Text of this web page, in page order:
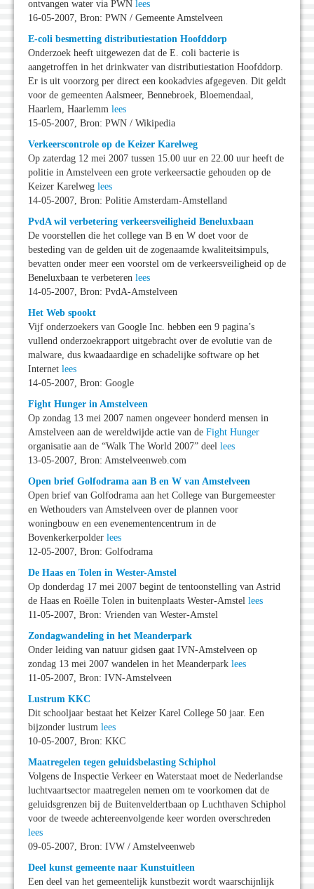
ontvangen water via PWN lees
16-05-2007, Bron: PWN / Gemeente Amstelveen
E-coli besmetting distributiestation Hoofddorp
Onderzoek heeft uitgewezen dat de E. coli bacterie is
aangetroffen in het drinkwater van distributiestation Hoofddorp.
Er is uit voorzorg per direct een kookadvies afgegeven. Dit geldt
voor de gemeenten Aalsmeer, Bennebroek, Bloemendaal,
Haarlem, Haarlemm lees
15-05-2007, Bron: PWN / Wikipedia
Verkeerscontrole op de Keizer Karelweg
Op zaterdag 12 mei 2007 tussen 15.00 uur en 22.00 uur heeft de
politie in Amstelveen een grote verkeersactie gehouden op de
Keizer Karelweg lees
14-05-2007, Bron: Politie Amsterdam-Amstelland
PvdA wil verbetering verkeersveiligheid Beneluxbaan
De voorstellen die het college van B en W doet voor de
besteding van de gelden uit de zogenaamde kwaliteitsimpuls,
bevatten onder meer een voorstel om de verkeersveiligheid op de
Beneluxbaan te verbeteren lees
14-05-2007, Bron: PvdA-Amstelveen
Het Web spookt
Vijf onderzoekers van Google Inc. hebben een 9 pagina’s
vullend onderzoekrapport uitgebracht over de evolutie van de
malware, dus kwaadaardige en schadelijke software op het
Internet lees
14-05-2007, Bron: Google
Fight Hunger in Amstelveen
Op zondag 13 mei 2007 namen ongeveer honderd mensen in
Amstelveen aan de wereldwijde actie van de Fight Hunger
organisatie aan de “Walk The World 2007” deel lees
13-05-2007, Bron: Amstelveenweb.com
Open brief Golfodrama aan B en W van Amstelveen
Open brief van Golfodrama aan het College van Burgemeester
en Wethouders van Amstelveen over de plannen voor
woningbouw en een evenementencentrum in de
Bovenkerkerpolder lees
12-05-2007, Bron: Golfodrama
De Haas en Tolen in Wester-Amstel
Op donderdag 17 mei 2007 begint de tentoonstelling van Astrid
de Haas en Roëlle Tolen in buitenplaats Wester-Amstel lees
11-05-2007, Bron: Vrienden van Wester-Amstel
Zondagwandeling in het Meanderpark
Onder leiding van natuur gidsen gaat IVN-Amstelveen op
zondag 13 mei 2007 wandelen in het Meanderpark lees
11-05-2007, Bron: IVN-Amstelveen
Lustrum KKC
Dit schooljaar bestaat het Keizer Karel College 50 jaar. Een
bijzonder lustrum lees
10-05-2007, Bron: KKC
Maatregelen tegen geluidsbelasting Schiphol
Volgens de Inspectie Verkeer en Waterstaat moet de Nederlandse
luchtvaartsector maatregelen nemen om te voorkomen dat de
geluidsgrenzen bij de Buitenveldertbaan op Luchthaven Schiphol
voor de tweede achtereenvolgende keer worden overschreden
lees
09-05-2007, Bron: IVW / Amstelveenweb
Deel kunst gemeente naar Kunstuitleen
Een deel van het gemeentelijk kunstbezit wordt waarschijnlijk